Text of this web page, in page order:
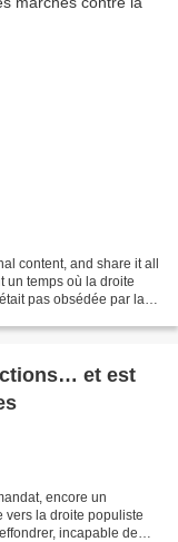
content, and share it all
un temps où la droite
pas obsédée par la
et est
encore un
vers la droite populiste
incapable de